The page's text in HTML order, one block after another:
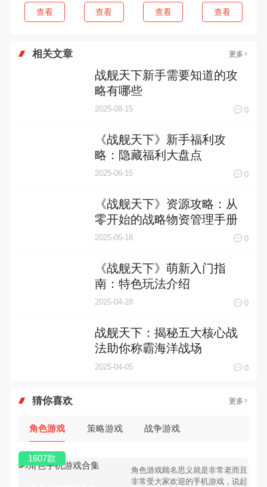
查看 查看 查看 查看
相关文章 更多
战舰天下新手需要知道的攻
略有哪些
2025-08-15 0
《战舰天下》新手福利攻
略：隐藏福利大盘点
2025-06-15 0
《战舰天下》资源攻略：从
零开始的战略物资管理手册
2025-05-18 0
《战舰天下》萌新入门指
南：特色玩法介绍
2025-04-28 0
战舰天下：揭秘五大核心战
法助你称霸海洋战场
2025-04-05 0
猜你喜欢 更多
角色游戏 策略游戏 战争游戏
角色游戏顾名思义就是非常老而且
非常受大家欢迎的手机游戏，说起
1607款